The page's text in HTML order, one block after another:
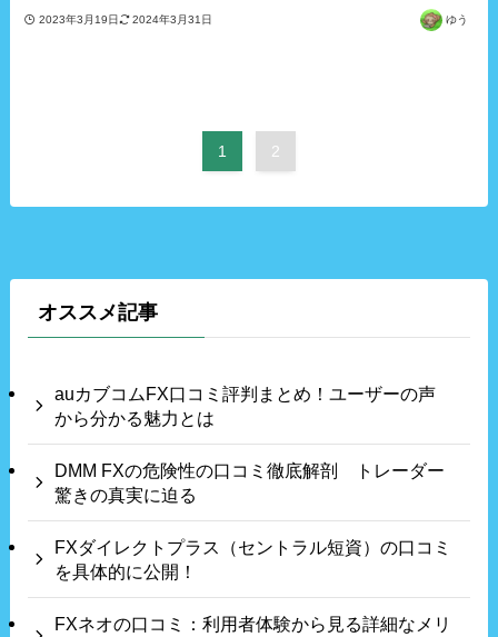
2023年3月19日 2024年3月31日 ゆう
1 2
オススメ記事
auカブコムFX口コミ評判まとめ！ユーザーの声
から分かる魅力とは
DMM FXの危険性の口コミ徹底解剖 トレーダー
驚きの真実に迫る
FXダイレクトプラス（セントラル短資）の口コミ
を具体的に公開！
FXネオの口コミ：利用者体験から見る詳細なメリ